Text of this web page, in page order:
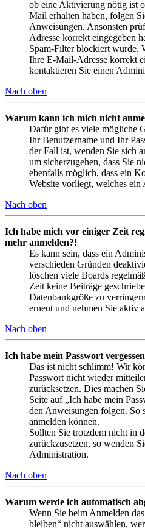
ob eine Aktivierung nötig ist
Mail erhalten haben, folgen
Anweisungen. Ansonsten
Adresse korrekt eingegeben
Spam-Filter blockiert wurde.
Ihre E-Mail-Adresse korrekt
kontaktieren Sie einen
Nach oben
Warum kann ich mich nicht
Dafür gibt es viele mögliche
Ihr Benutzername und Ihr
der Fall ist, wenden Sie sich
um sicherzugehen, dass Sie
ebenfalls möglich, dass ein
Website vorliegt, welches ein
Nach oben
Ich habe mich vor einiger Zeit
mehr anmelden?!
Es kann sein, dass ein
verschieden Gründen
löschen viele Boards
Zeit keine Beiträge
Datenbankgröße zu
erneut und nehmen Sie aktiv
Nach oben
Ich habe mein Passwort
Das ist nicht schlimm! Wir
Passwort nicht wieder
zurücksetzen. Dies machen
Seite auf „Ich habe mein
den Anweisungen folgen. So
anmelden können.
Sollten Sie trotzdem nicht in
zurückzusetzen, so wenden
Administration.
Nach oben
Warum werde ich automatisch
Wenn Sie beim Anmelden
bleiben“ nicht auswählen,